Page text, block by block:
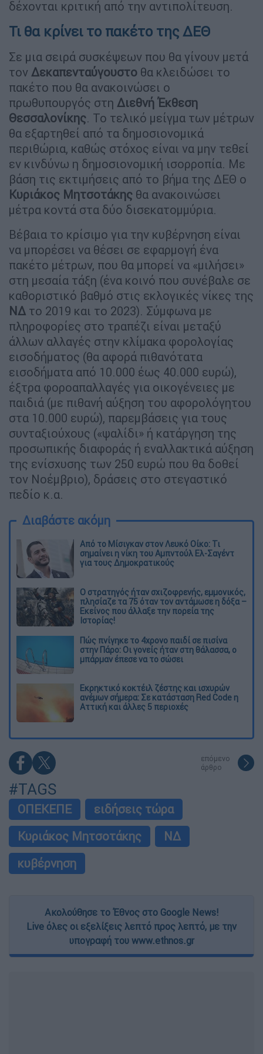
δέχονται κριτική από την αντιπολίτευση.
Τι θα κρίνει το πακέτο της ΔΕΘ
Σε μια σειρά συσκέψεων που θα γίνουν μετά
τον Δεκαπενταύγουστο θα κλειδώσει το
πακέτο που θα ανακοινώσει ο
πρωθυπουργός στη Διεθνή Έκθεση
Θεσσαλονίκης. Το τελικό μείγμα των μέτρων
θα εξαρτηθεί από τα δημοσιονομικά
περιθώρια, καθώς στόχος είναι να μην τεθεί
εν κινδύνω η δημοσιονομική ισορροπία. Με
βάση τις εκτιμήσεις από το βήμα της ΔΕΘ ο
Κυριάκος Μητσοτάκης θα ανακοινώσει
μέτρα κοντά στα δύο δισεκατομμύρια.
Βέβαια το κρίσιμο για την κυβέρνηση είναι
να μπορέσει να θέσει σε εφαρμογή ένα
πακέτο μέτρων, που θα μπορεί να «μιλήσει»
στη μεσαία τάξη (ένα κοινό που συνέβαλε σε
καθοριστικό βαθμό στις εκλογικές νίκες της
ΝΔ το 2019 και το 2023). Σύμφωνα με
πληροφορίες στο τραπέζι είναι μεταξύ
άλλων αλλαγές στην κλίμακα φορολογίας
εισοδήματος (θα αφορά πιθανότατα
εισοδήματα από 10.000 έως 40.000 ευρώ),
έξτρα φοροαπαλλαγές για οικογένειες με
παιδιά (με πιθανή αύξηση του αφορολόγητου
στα 10.000 ευρώ), παρεμβάσεις για τους
συνταξιούχους («ψαλίδι» ή κατάργηση της
προσωπικής διαφοράς ή εναλλακτικά αύξηση
της ενίσχυσης των 250 ευρώ που θα δοθεί
τον Νοέμβριο), δράσεις στο στεγαστικό
πεδίο κ.α.
Διαβάστε ακόμη
Από το Μίσιγκαν στον Λευκό Οίκο: Τι
σημαίνει η νίκη του Αμπντούλ Ελ-Σαγέντ
για τους Δημοκρατικούς
O στρατηγός ήταν σχιζοφρενής, εμμονικός,
πλησίαζε τα 75 όταν τον αντάμωσε η δόξα –
Εκείνος που άλλαξε την πορεία της
Ιστορίας!
Πώς πνίγηκε το 4χρονο παιδί σε πισίνα
στην Πάρο: Οι γονείς ήταν στη θάλασσα, ο
μπάρμαν έπεσε να το σώσει
Εκρηκτικό κοκτέιλ ζέστης και ισχυρών
ανέμων σήμερα: Σε κατάσταση Red Code η
Αττική και άλλες 5 περιοχές
επόμενο
άρθρο
#TAGS
ΟΠΕΚΕΠΕ
ειδήσεις τώρα
Κυριάκος Μητσοτάκης
ΝΔ
κυβέρνηση
Ακολούθησε το Έθνος στο Google News!
Live όλες οι εξελίξεις λεπτό προς λεπτό, με την
υπογραφή του www.ethnos.gr